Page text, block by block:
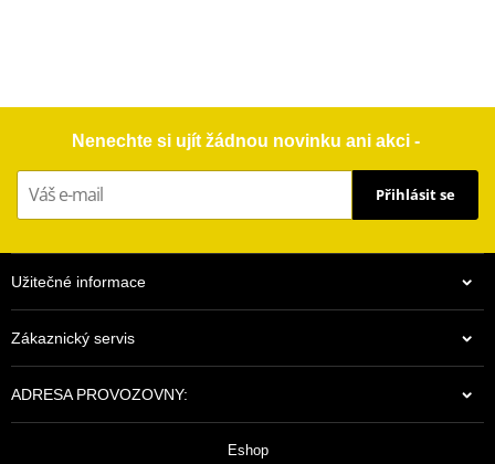
Nenechte si ujít žádnou novinku ani akci -
Přihlásit se
Užitečné informace
Zákaznický servis
ADRESA PROVOZOVNY:
Eshop